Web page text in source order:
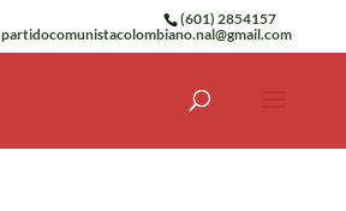
(601) 2854157
partidocomunistacolombiano.nal@gmail.com